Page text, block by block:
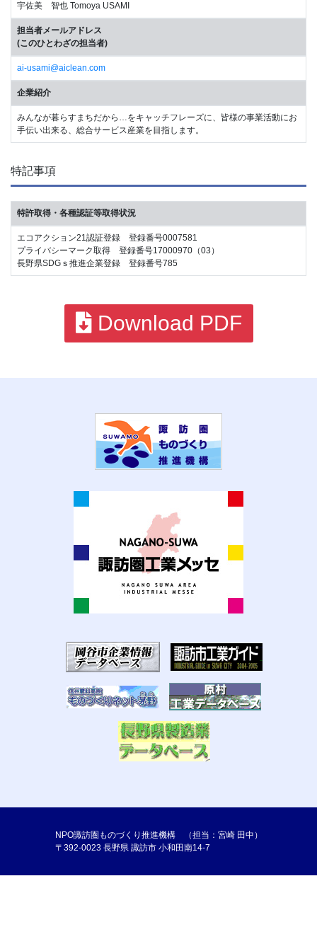
宇佐美 智也 Tomoya USAMI
担当者メールアドレス
(このひとわざの担当者)
ai-usami@aiclean.com
企業紹介
みんなが暮らすまちだから…をキャッチフレーズに、皆様の事業活動にお
手伝い出来る、総合サービス産業を目指します。
特記事項
特許取得・各種認証等取得状況
エコアクション21認証登録 登録番号0007581
プライバシーマーク取得 登録番号17000970（03）
長野県SDGｓ推進企業登録 登録番号785
Download PDF
NPO諏訪圏ものづくり推進機構 （担当：宮崎 田中）
〒392-0023 長野県 諏訪市 小和田南14-7